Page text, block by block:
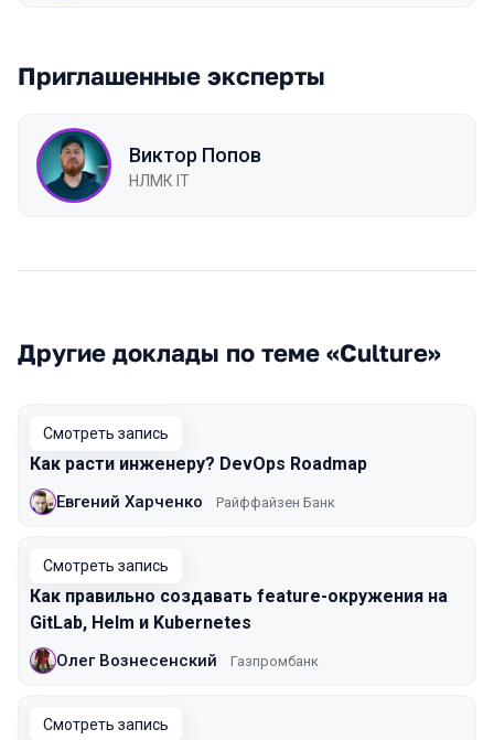
Приглашенные эксперты
Виктор Попов
НЛМК IT
Другие доклады по теме «Culture»
Смотреть запись
Как расти инженеру? DevOps Roadmap
Евгений Харченко Райффайзен Банк
Смотреть запись
Как правильно создавать feature-окружения на
GitLab, Helm и Kubernetes
Олег Вознесенский Газпромбанк
Смотреть запись